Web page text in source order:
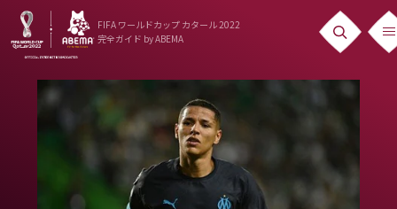
FIFA ワールドカップ カタール 2022
完全ガイド by ABEMA
ニュース
News
出場国
Teams